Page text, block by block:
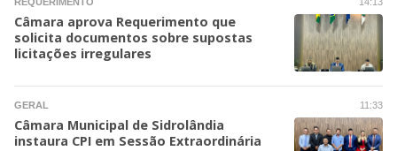
Câmara aprova Requerimento que
solicita documentos sobre supostas
licitações irregulares
11:33
GERAL
Câmara Municipal de Sidrolândia
instaura CPI em Sessão Extraordinária